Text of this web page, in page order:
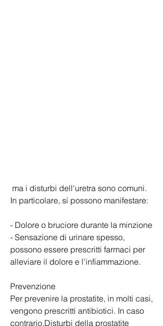
In particolare, si possono manifestare:
- Dolore o bruciore durante la minzione
- Sensazione di urinare spesso,
possono essere prescritti farmaci per
alleviare il dolore e l'infiammazione.
Prevenzione
Per prevenire la prostatite, in molti casi,
vengono prescritti antibiotici. In caso
contrario,Disturbi della prostatite